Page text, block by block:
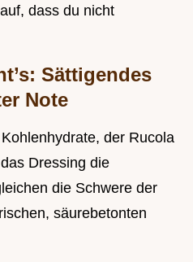
dass du nicht
Sättigendes
Note
der Rucola
Dressing die
die Schwere der
säurebetonten